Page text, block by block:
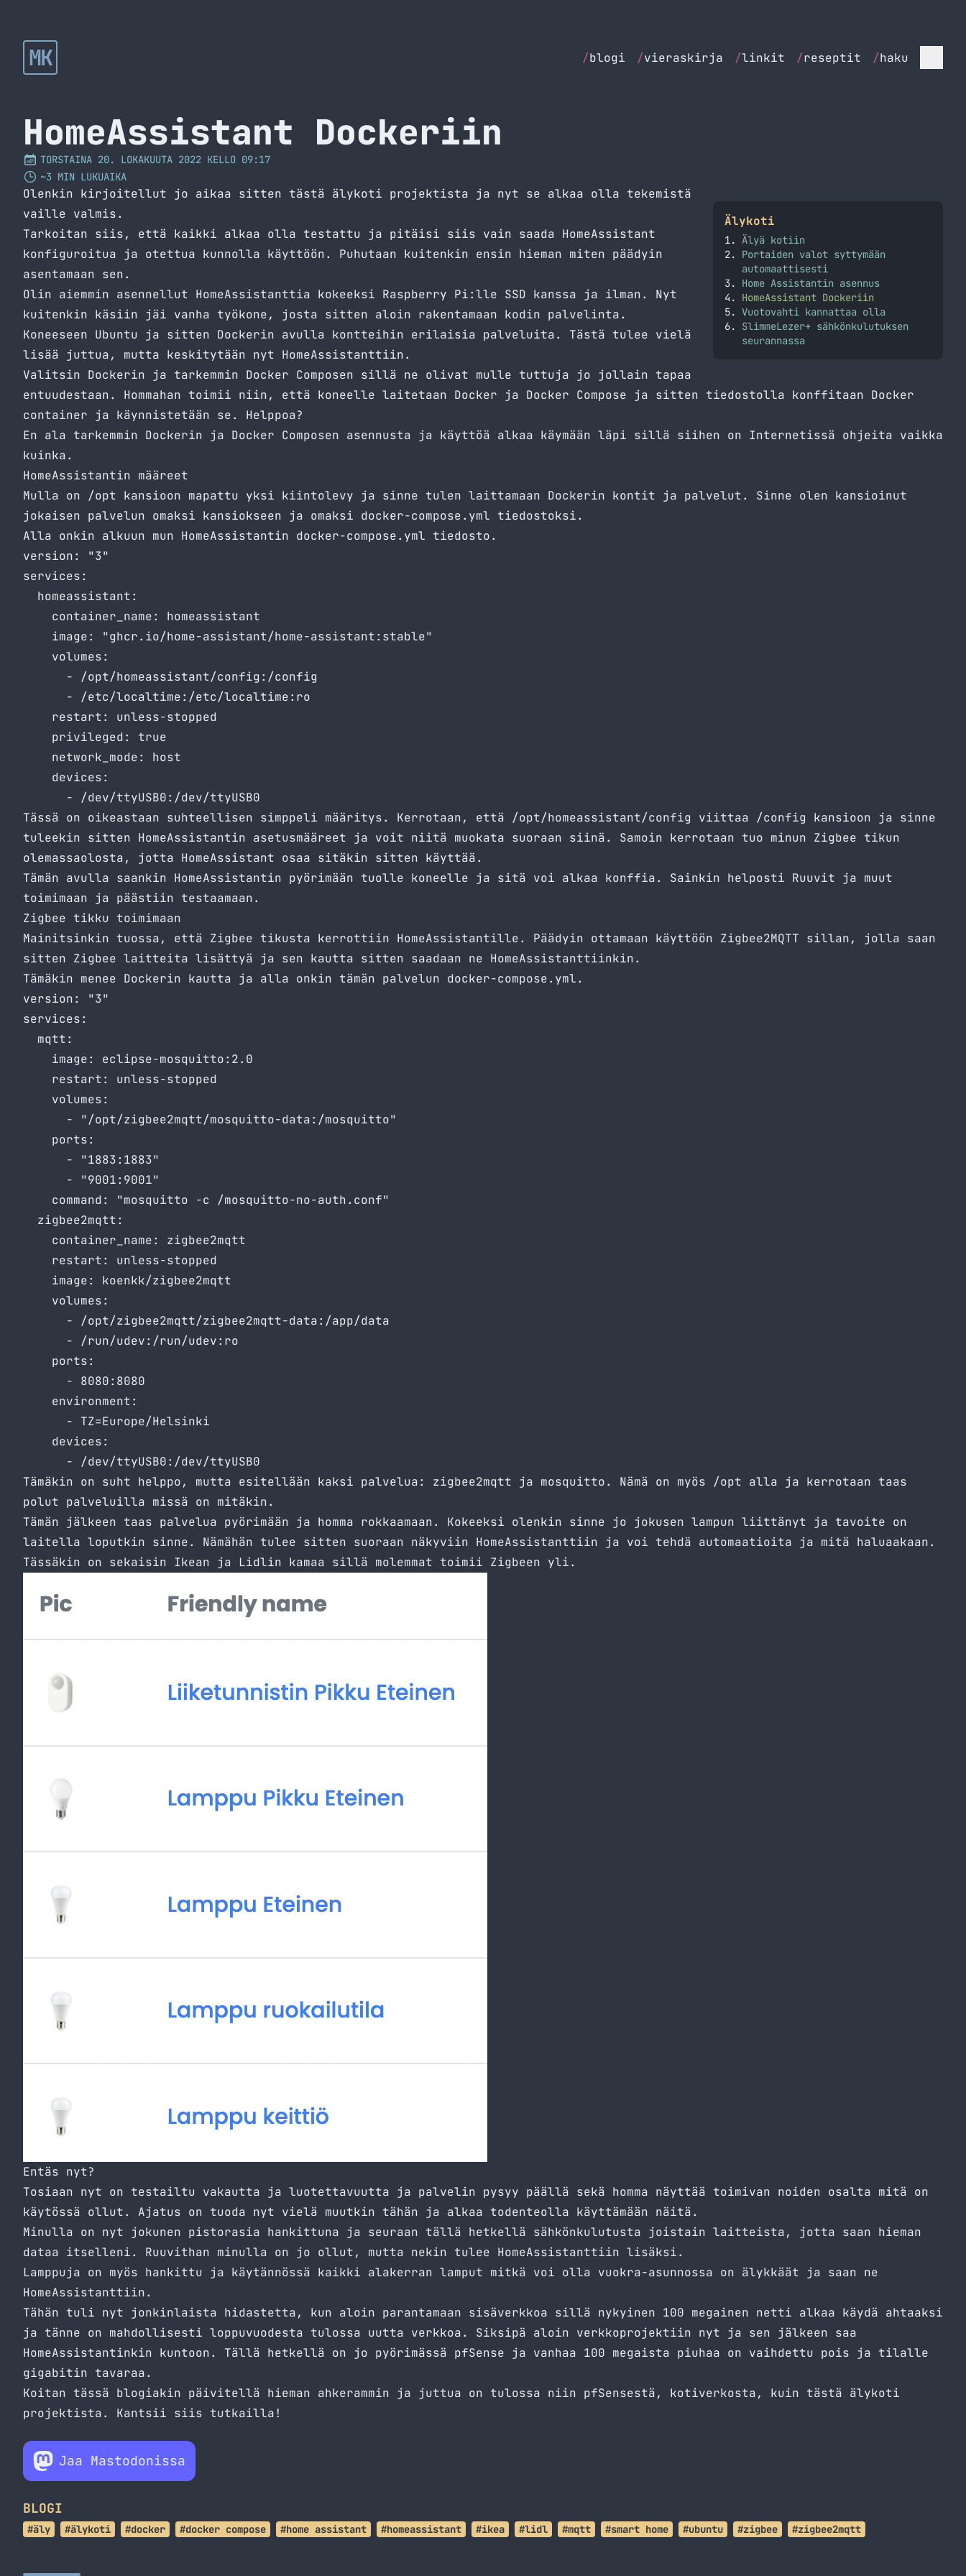
MK /blogi /vieraskirja /linkit /reseptit /haku
HomeAssistant Dockeriin
TORSTAINA 20. LOKAKUUTA 2022 KELLO 09:17
~3 MIN LUKUAIKA
Älykoti
Älyä kotiin
Portaiden valot syttymään
automaattisesti
Home Assistantin asennus
HomeAssistant Dockeriin
Vuotovahti kannattaa olla
SlimmeLezer+ sähkönkulutuksen
seurannassa
Olenkin kirjoitellut jo aikaa sitten tästä älykoti projektista ja nyt se alkaa olla tekemistä
vaille valmis.
Tarkoitan siis, että kaikki alkaa olla testattu ja pitäisi siis vain saada HomeAssistant
konfiguroitua ja otettua kunnolla käyttöön. Puhutaan kuitenkin ensin hieman miten päädyin
asentamaan sen.
Olin aiemmin asennellut HomeAssistanttia kokeeksi Raspberry Pi:lle SSD kanssa ja ilman. Nyt
kuitenkin käsiin jäi vanha työkone, josta sitten aloin rakentamaan kodin palvelinta.
Koneeseen Ubuntu ja sitten Dockerin avulla kontteihin erilaisia palveluita. Tästä tulee vielä
lisää juttua, mutta keskitytään nyt HomeAssistanttiin.
Valitsin Dockerin ja tarkemmin Docker Composen sillä ne olivat mulle tuttuja jo jollain tapaa
entuudestaan. Hommahan toimii niin, että koneelle laitetaan Docker ja Docker Compose ja sitten tiedostolla konffitaan Docker
container ja käynnistetään se. Helppoa?
En ala tarkemmin Dockerin ja Docker Composen asennusta ja käyttöä alkaa käymään läpi sillä siihen on Internetissä ohjeita vaikka
kuinka.
HomeAssistantin määreet
Mulla on /opt kansioon mapattu yksi kiintolevy ja sinne tulen laittamaan Dockerin kontit ja palvelut. Sinne olen kansioinut
jokaisen palvelun omaksi kansiokseen ja omaksi docker-compose.yml tiedostoksi.
Alla onkin alkuun mun HomeAssistantin docker-compose.yml tiedosto.
version: "3"
services:
  homeassistant:
    container_name: homeassistant
    image: "ghcr.io/home-assistant/home-assistant:stable"
    volumes:
      - /opt/homeassistant/config:/config
      - /etc/localtime:/etc/localtime:ro
    restart: unless-stopped
    privileged: true
    network_mode: host
    devices:
      - /dev/ttyUSB0:/dev/ttyUSB0
Tässä on oikeastaan suhteellisen simppeli määritys. Kerrotaan, että /opt/homeassistant/config viittaa /config kansioon ja sinne
tuleekin sitten HomeAssistantin asetusmääreet ja voit niitä muokata suoraan siinä. Samoin kerrotaan tuo minun Zigbee tikun
olemassaolosta, jotta HomeAssistant osaa sitäkin sitten käyttää.
Tämän avulla saankin HomeAssistantin pyörimään tuolle koneelle ja sitä voi alkaa konffia. Sainkin helposti Ruuvit ja muut
toimimaan ja päästiin testaamaan.
Zigbee tikku toimimaan
Mainitsinkin tuossa, että Zigbee tikusta kerrottiin HomeAssistantille. Päädyin ottamaan käyttöön Zigbee2MQTT sillan, jolla saan
sitten Zigbee laitteita lisättyä ja sen kautta sitten saadaan ne HomeAssistanttiinkin.
Tämäkin menee Dockerin kautta ja alla onkin tämän palvelun docker-compose.yml.
version: "3"
services:
  mqtt:
    image: eclipse-mosquitto:2.0
    restart: unless-stopped
    volumes:
      - "/opt/zigbee2mqtt/mosquitto-data:/mosquitto"
    ports:
      - "1883:1883"
      - "9001:9001"
    command: "mosquitto -c /mosquitto-no-auth.conf"
  zigbee2mqtt:
    container_name: zigbee2mqtt
    restart: unless-stopped
    image: koenkk/zigbee2mqtt
    volumes:
      - /opt/zigbee2mqtt/zigbee2mqtt-data:/app/data
      - /run/udev:/run/udev:ro
    ports:
      - 8080:8080
    environment:
      - TZ=Europe/Helsinki
    devices:
      - /dev/ttyUSB0:/dev/ttyUSB0
Tämäkin on suht helppo, mutta esitellään kaksi palvelua: zigbee2mqtt ja mosquitto. Nämä on myös /opt alla ja kerrotaan taas
polut palveluilla missä on mitäkin.
Tämän jälkeen taas palvelua pyörimään ja homma rokkaamaan. Kokeeksi olenkin sinne jo jokusen lampun liittänyt ja tavoite on
laitella loputkin sinne. Nämähän tulee sitten suoraan näkyviin HomeAssistanttiin ja voi tehdä automaatioita ja mitä haluaakaan.
Tässäkin on sekaisin Ikean ja Lidlin kamaa sillä molemmat toimii Zigbeen yli.
Entäs nyt?
Tosiaan nyt on testailtu vakautta ja luotettavuutta ja palvelin pysyy päällä sekä homma näyttää toimivan noiden osalta mitä on
käytössä ollut. Ajatus on tuoda nyt vielä muutkin tähän ja alkaa todenteolla käyttämään näitä.
Minulla on nyt jokunen pistorasia hankittuna ja seuraan tällä hetkellä sähkönkulutusta joistain laitteista, jotta saan hieman
dataa itselleni. Ruuvithan minulla on jo ollut, mutta nekin tulee HomeAssistanttiin lisäksi.
Lamppuja on myös hankittu ja käytännössä kaikki alakerran lamput mitkä voi olla vuokra-asunnossa on älykkäät ja saan ne
HomeAssistanttiin.
Tähän tuli nyt jonkinlaista hidastetta, kun aloin parantamaan sisäverkkoa sillä nykyinen 100 megainen netti alkaa käydä ahtaaksi
ja tänne on mahdollisesti loppuvuodesta tulossa uutta verkkoa. Siksipä aloin verkkoprojektiin nyt ja sen jälkeen saa
HomeAssistantinkin kuntoon. Tällä hetkellä on jo pyörimässä pfSense ja vanhaa 100 megaista piuhaa on vaihdettu pois ja tilalle
gigabitin tavaraa.
Koitan tässä blogiakin päivitellä hieman ahkerammin ja juttua on tulossa niin pfSensestä, kotiverkosta, kuin tästä älykoti
projektista. Kantsii siis tutkailla!
Jaa Mastodonissa
BLOGI
#äly #älykoti #docker #docker compose #home assistant #homeassistant #ikea #lidl #mqtt #smart home #ubuntu #zigbee #zigbee2mqtt